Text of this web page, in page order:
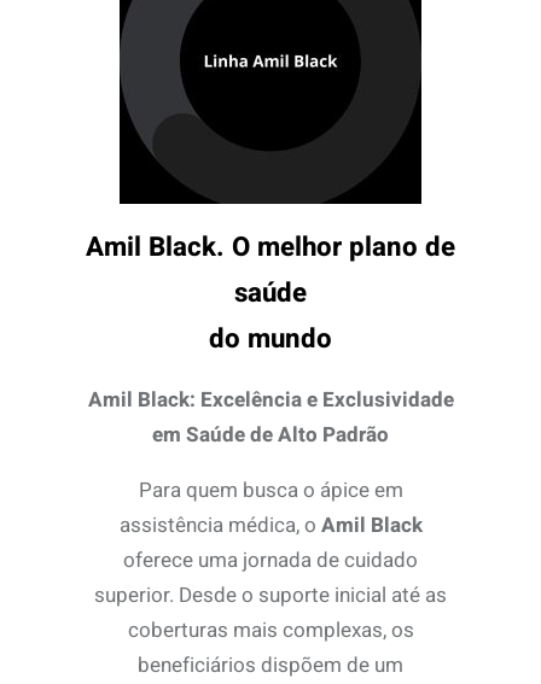
Amil Black. O melhor plano de
saúde
do mundo
Amil Black: Excelência e Exclusividade
em Saúde de Alto Padrão
Para quem busca o ápice em
assistência médica, o Amil Black
oferece uma jornada de cuidado
superior. Desde o suporte inicial até as
coberturas mais complexas, os
beneficiários dispõem de um